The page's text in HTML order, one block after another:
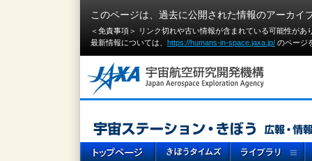
このページは、過去に公開された情報のアーカイ
＜免責事項＞ リンク切れや古い情報が含まれている可能性が
最新情報については、 https://humans-in-space.jaxa.jp/ のページ